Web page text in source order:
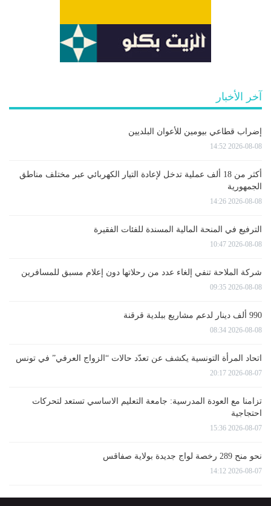
آخر الأخبار
إضراب قطاعي بيومين للأعوان البلديين
2026-08-08 14:52
أكثر من 18 ألف عملية تدخل لإعادة التيار الكهربائي عبر مختلف مناطق
الجمهورية
2026-08-08 14:26
الترفيع في المنحة المالية المسندة للفئات الفقيرة
2026-08-08 10:47
شركة الملاحة تنفي إلغاء عدد من رحلاتها دون إعلام مسبق للمسافرين
2026-08-08 09:35
990 ألف دينار لدعم مشاريع ببلدية قرقنة
2026-08-08 08:34
اتحاد المرأة التونسية يكشف عن تعدّد حالات “الزواج العرفي” في تونس
2026-08-07 20:17
تزامنا مع العودة المدرسية: جامعة التعليم الاساسي تستعد لتحركات
احتجاجية
2026-08-07 15:36
نحو منح 289 رخصة لواج جديدة بولاية صفاقس
2026-08-07 14:12